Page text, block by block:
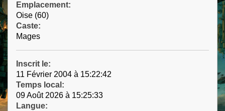
Emplacement:
Oise (60)
Caste:
Mages
Inscrit le:
11 Février 2004 à 15:22:42
Temps local:
09 Août 2026 à 15:25:33
Langue: